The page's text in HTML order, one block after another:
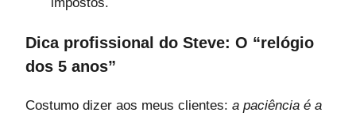
Dica profissional do Steve: O “relógio
dos 5 anos”
Costumo dizer aos meus clientes: a paciência é a